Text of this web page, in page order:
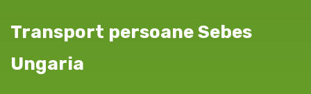
Transport persoane Sebes
Ungaria